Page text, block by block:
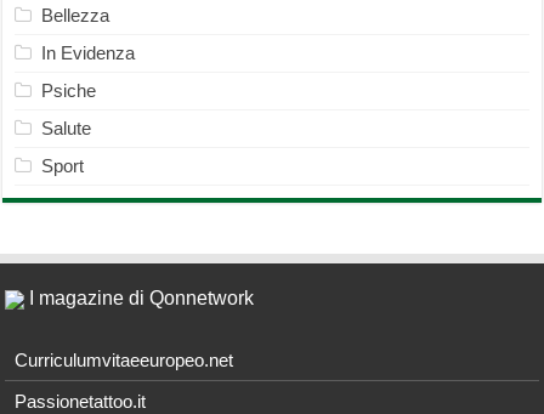
Bellezza
In Evidenza
Psiche
Salute
Sport
I magazine di Qonnetwork
Curriculumvitaeeuropeo.net
Passionetattoo.it